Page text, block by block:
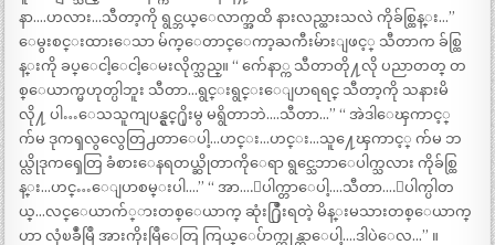
နာ….ဟလား…သီတာ့ကို ရွင္ဘယ္ေလာက္အထိ နားလည္ထားသလဲ ကိုခ်စ္ထြန္း…”
ေမွးစင္းထားေသာ မ်က္ေတာင္ေကာ့ႀကီးမ်ားျဖင့္ သီတာက ခ်စ္ထြ
န္းကို ခပ္ေငါ့ေငါ့ေမးလိုက္သည္။ “ က်ေနာ္က သီတာတို႔လို ပညာတတ္ တ
စ္ေယာက္မဟုတ္ပါဘူး သီတာ…ရွင္းရွင္းေျပာရရင္ သီတာ့ကို သနားမိ
လို႔ ပါ…ေသသူကျပန္ရွင္႐ိုးမွ မရွိတာဘဲ….သီတာ…” “ အဲဒါေၾကာင့္
က်မ ဒုကၡလွလွေတြ႕တာေပါ့…ဟင္း…ဟင္း…သူ႔ေၾကာင့္ က်မ ဘ
ယ္လိုဒုကၡေတြ ခံစားေနရတယ္ဆိုတာကိုေရာ ရွင္သေဘာေပါက္သလား ကိုခ်စ္ထြ
န္း…ဟင္…ေျပာစမ္းပါ….” “ အာ….ေပါက္တာေပါ့….သီတာ….ေပါက္ပါတ
ယ္…လင္ေယာက်္ားတစ္ေယာက္ ဆုံး႐ြဳံးရတဲ့ မိန္းမသားတစ္ေယာက္
ဟာ လုံၿခဳံမြဳ အားကိုးမြဳေတြ ကြယ္ေပ်ာက္ကုန္တာေပါ့….ဒါပဲေလ…” ။